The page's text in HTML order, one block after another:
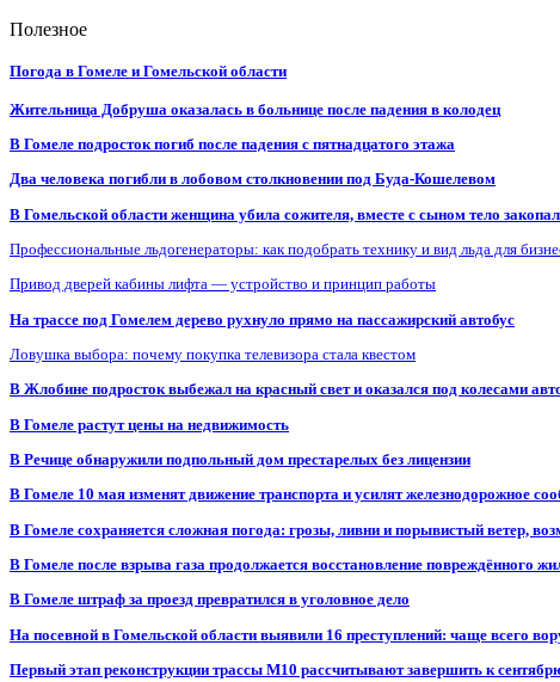
Полезное
Погода в Гомеле и Гомельской области
Жительница Добруша оказалась в больнице после падения в колодец
В Гомеле подросток погиб после падения с пятнадцатого этажа
Два человека погибли в лобовом столкновении под Буда-Кошелевом
В Гомельской области женщина убила сожителя, вместе с сыном тело
Профессиональные льдогенераторы: как подобрать технику и вид льда для
Привод дверей кабины лифта — устройство и принцип работы
На трассе под Гомелем дерево рухнуло прямо на пассажирский автобус
Ловушка выбора: почему покупка телевизора стала квестом
В Жлобине подросток выбежал на красный свет и оказался под колесами
В Гомеле растут цены на недвижимость
В Речице обнаружили подпольный дом престарелых без лицензии
В Гомеле 10 мая изменят движение транспорта и усилят железнодорожное
В Гомеле сохраняется сложная погода: грозы, ливни и порывистый ветер,
В Гомеле после взрыва газа продолжается восстановление повреждённого
В Гомеле штраф за проезд превратился в уголовное дело
На посевной в Гомельской области выявили 16 преступлений: чаще всего
Первый этап реконструкции трассы М10 рассчитывают завершить к